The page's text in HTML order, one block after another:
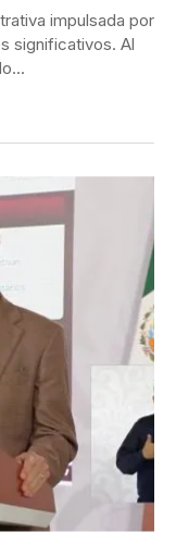
impulsada por
significativos. Al